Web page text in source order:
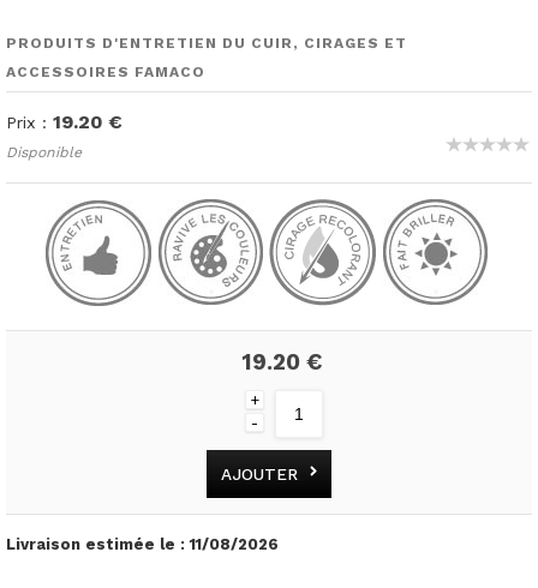
PRODUITS D'ENTRETIEN DU CUIR, CIRAGES ET
ACCESSOIRES FAMACO
Prix : 19.20 €
Disponible
19.20 €
+
-
AJOUTER
Livraison estimée le :11/08/2026